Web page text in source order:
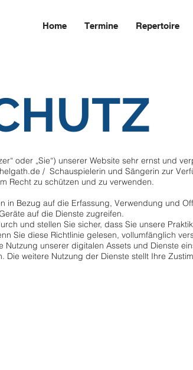
Home Termine Repertoire
oder „Sie“) unserer Website sehr ernst und
/ Schauspielerin und Sängerin zur
Recht zu schützen und zu verwenden.
in Bezug auf die Erfassung, Verwendung und
auf die Dienste zugreifen.
und stellen Sie sicher, dass Sie unsere
Sie diese Richtlinie gelesen, vollumfänglich
unserer digitalen Assets und Dienste
weitere Nutzung der Dienste stellt Ihre